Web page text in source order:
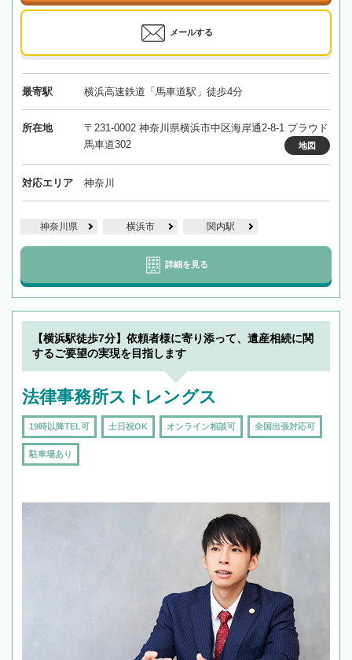
メールする
最寄駅 横浜高速鉄道「馬車道駅」徒歩4分
所在地
〒231-0002 神奈川県横浜市中区海岸通2-8-1 プラウド
馬車道302
地図
対応エリア 神奈川
神奈川県 横浜市 関内駅
詳細を見る
【横浜駅徒歩7分】依頼者様に寄り添って、遺産相続に関
するご要望の実現を目指します
法律事務所ストレングス
19時以降TEL可 土日祝OK オンライン相談可 全国出張対応可
駐車場あり